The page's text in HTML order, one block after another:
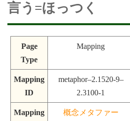
言う=ほっつく
Page
Type
Mapping
Mapping
ID
metaphor–2.1520-9–
2.3100-1
Mapping
概念メタファー